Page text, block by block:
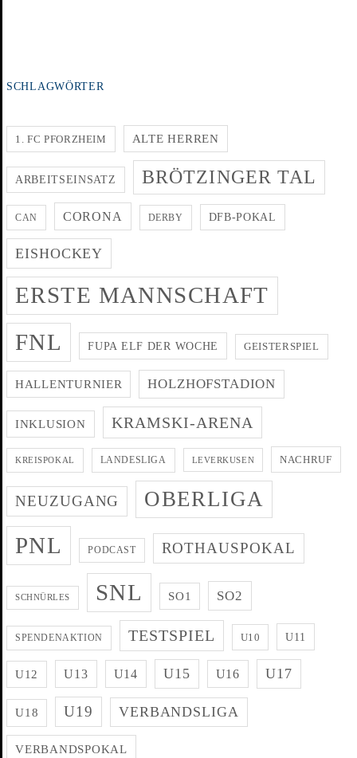
SCHLAGWÖRTER
1. FC PFORZHEIM ALTE HERREN
ARBEITSEINSATZ BRÖTZINGER TAL
CAN CORONA DERBY DFB-POKAL
EISHOCKEY
ERSTE MANNSCHAFT
FNL FUPA ELF DER WOCHE GEISTERSPIEL
HALLENTURNIER HOLZHOFSTADION
INKLUSION KRAMSKI-ARENA
KREISPOKAL LANDESLIGA LEVERKUSEN NACHRUF
NEUZUGANG OBERLIGA
PNL PODCAST ROTHAUSPOKAL
SCHNÜRLES SNL SO1 SO2
SPENDENAKTION TESTSPIEL U10 U11
U12 U13 U14 U15 U16 U17
U18 U19 VERBANDSLIGA
VERBANDSPOKAL